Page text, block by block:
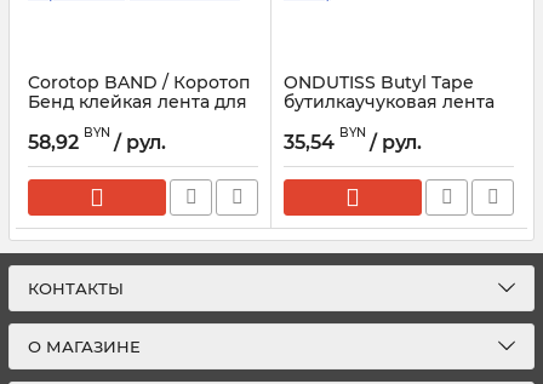
Corotop BAND / Коротоп
Бенд клейкая лента для
25м
58,92 BYN / рул.
ONDUTISS Butyl Tape
бутилкаучуковая лента
35,54 BYN / рул.
КОНТАКТЫ
О МАГАЗИНЕ